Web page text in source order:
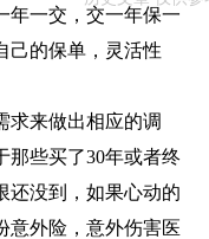
年一交，交一年保一
己的保单，灵活性
求来做出相应的调
那些买了30年或者终
还没到，如果心动的
意外险，意外伤害医